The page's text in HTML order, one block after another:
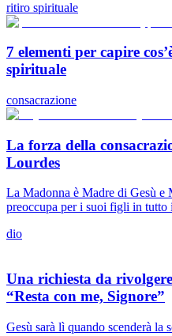
ritiro spirituale
7 elementi per capire
spirituale
consacrazione
La forza della
Lourdes
La Madonna è Madre di Gesù e
preoccupa per i suoi figli in tutto
dio
Una richiesta da
“Resta con me, Signore”
Gesù sarà lì quando scenderà la